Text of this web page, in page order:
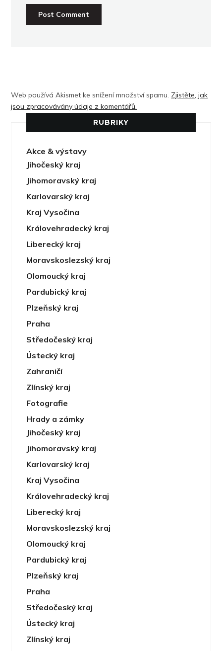
Web používá Akismet ke snížení množství spamu. Zjistěte, jak
jsou zpracovávány údaje z komentářů.
RUBRIKY
Akce & výstavy
Jihočeský kraj
Jihomoravský kraj
Karlovarský kraj
Kraj Vysočina
Královehradecký kraj
Liberecký kraj
Moravskoslezský kraj
Olomoucký kraj
Pardubický kraj
Plzeňský kraj
Praha
Středočeský kraj
Ústecký kraj
Zahraničí
Zlínský kraj
Fotografie
Hrady a zámky
Jihočeský kraj
Jihomoravský kraj
Karlovarský kraj
Kraj Vysočina
Královehradecký kraj
Liberecký kraj
Moravskoslezský kraj
Olomoucký kraj
Pardubický kraj
Plzeňský kraj
Praha
Středočeský kraj
Ústecký kraj
Zlínský kraj